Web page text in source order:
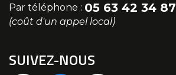
Par téléphone : 05 63 42 34 87
(coût d'un appel local)
SUIVEZ-NOUS